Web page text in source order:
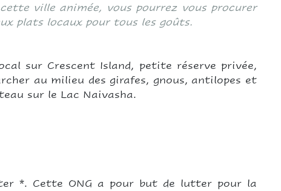
ville animée, vous pourrez vous procurer
plats locaux pour tous les goûts.
sur Crescent Island, petite réserve privée,
au milieu des girafes, gnous, antilopes et
sur le Lac Naivasha.
*. Cette ONG a pour but de lutter pour la